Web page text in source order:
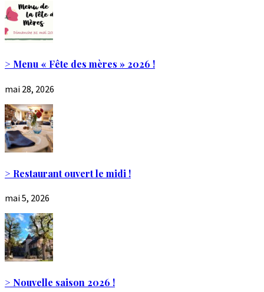
> Menu « Fête des mères » 2026 !
mai 28, 2026
> Restaurant ouvert le midi !
mai 5, 2026
> Nouvelle saison 2026 !